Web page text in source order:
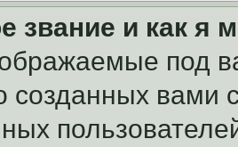
звание и как я
под
созданных